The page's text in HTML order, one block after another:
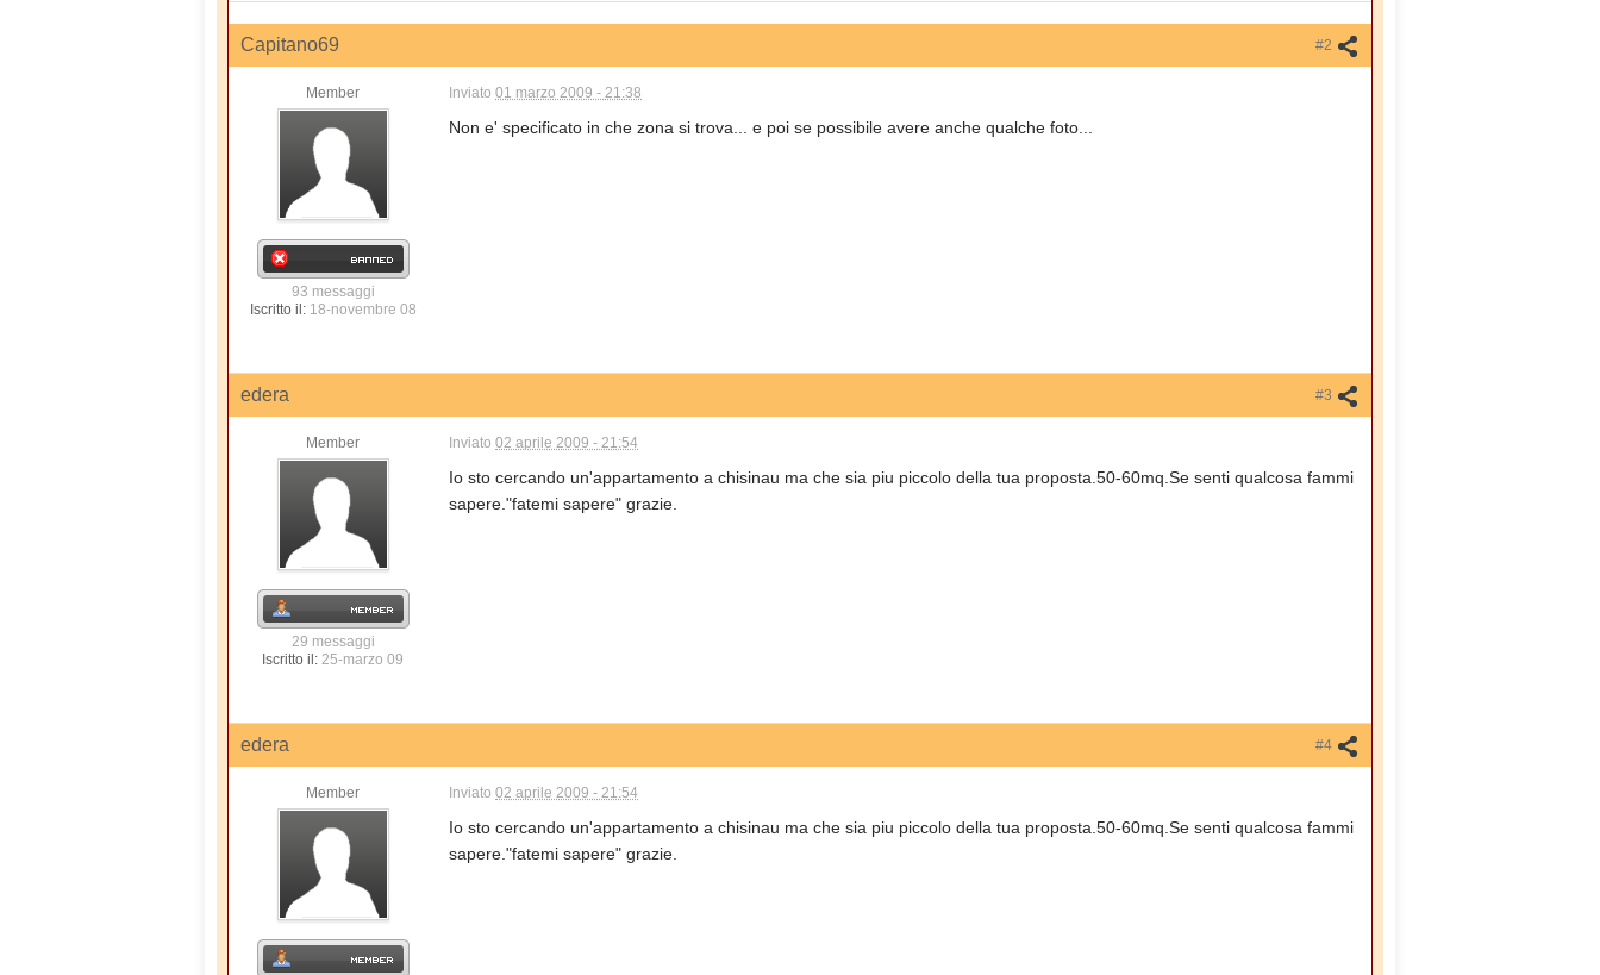
#2
Capitano69
Member
93 messaggi
Iscritto il: 18-novembre 08
Inviato 01 marzo 2009 - 21:38
Non e' specificato in che zona si trova... e poi se possibile avere anche qualche foto...
#3
edera
Member
29 messaggi
Iscritto il: 25-marzo 09
Inviato 02 aprile 2009 - 21:54
Io sto cercando un'appartamento a chisinau ma che sia piu piccolo della tua proposta.50-60mq.Se senti qualcosa fammi
sapere."fatemi sapere" grazie.
#4
edera
Member Inviato 02 aprile 2009 - 21:54
Io sto cercando un'appartamento a chisinau ma che sia piu piccolo della tua proposta.50-60mq.Se senti qualcosa fammi
sapere."fatemi sapere" grazie.